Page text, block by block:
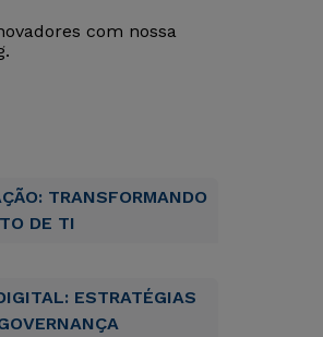
com nossa
TRANSFORMANDO
DE TI
ESTRATÉGIAS
fácil
fácil